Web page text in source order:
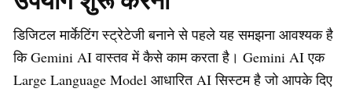
डिजिटल मार्केटिंग स्ट्रेटेजी बनाने से पहले यह समझना आवश्यक है
कि Gemini AI वास्तव में कैसे काम करता है। Gemini AI एक
Large Language Model आधारित AI सिस्टम है जो आपके दिए